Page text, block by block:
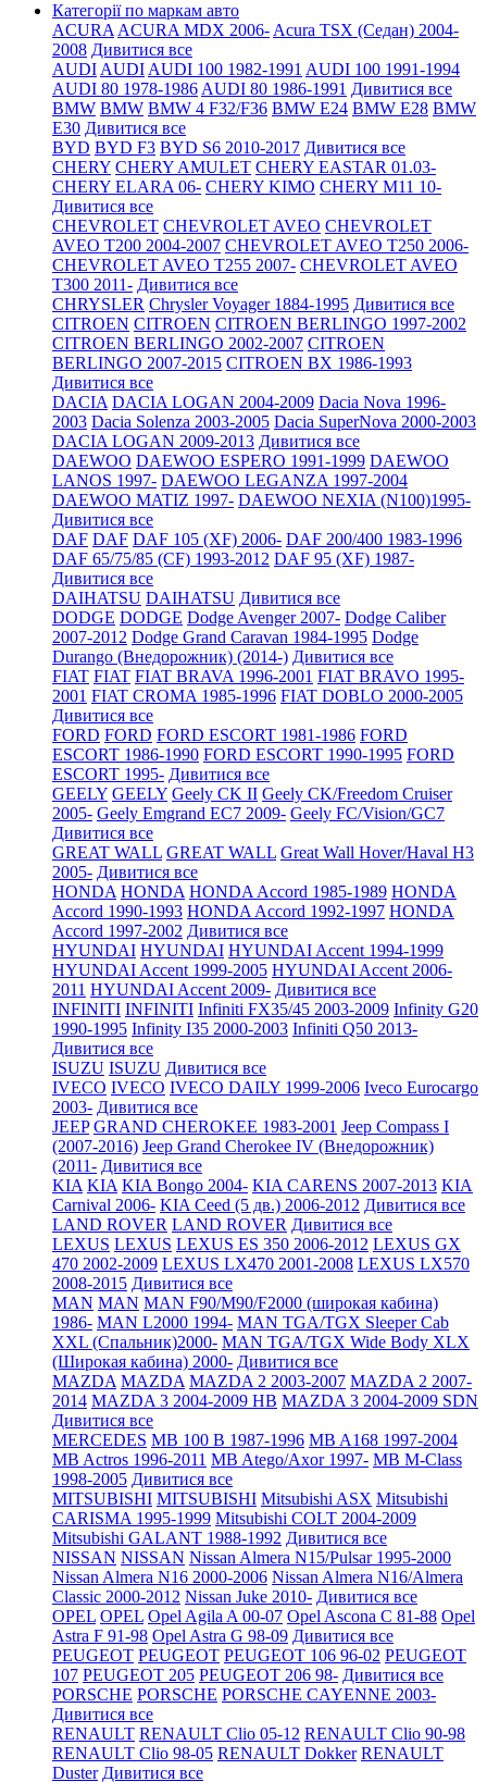
Категорії по маркам авто
ACURA ACURA MDX 2006- Acura TSX (Седан) 2004-
2008 Дивитися все
AUDI AUDI AUDI 100 1982-1991 AUDI 100 1991-1994
AUDI 80 1978-1986 AUDI 80 1986-1991 Дивитися все
BMW BMW BMW 4 F32/F36 BMW E24 BMW E28 BMW
E30 Дивитися все
BYD BYD F3 BYD S6 2010-2017 Дивитися все
CHERY CHERY AMULET CHERY EASTAR 01.03-
CHERY ELARA 06- CHERY KIMO CHERY M11 10-
Дивитися все
CHEVROLET CHEVROLET AVEO CHEVROLET
AVEO Т200 2004-2007 CHEVROLET AVEO Т250 2006-
CHEVROLET AVEO Т255 2007- CHEVROLET AVEO
Т300 2011- Дивитися все
CHRYSLER Chrysler Voyager 1884-1995 Дивитися все
CITROEN CITROEN CITROEN BERLINGO 1997-2002
CITROEN BERLINGO 2002-2007 CITROEN
BERLINGO 2007-2015 CITROEN BX 1986-1993
Дивитися все
DACIA DACIA LOGAN 2004-2009 Dacia Nova 1996-
2003 Dacia Solenza 2003-2005 Dacia SuperNova 2000-2003
DACIA LOGAN 2009-2013 Дивитися все
DAEWOO DAEWOO ESPERO 1991-1999 DAEWOO
LANOS 1997- DAEWOO LEGANZA 1997-2004
DAEWOO MATIZ 1997- DAEWOO NEXIA (N100)1995-
Дивитися все
DAF DAF DAF 105 (XF) 2006- DAF 200/400 1983-1996
DAF 65/75/85 (CF) 1993-2012 DAF 95 (XF) 1987-
Дивитися все
DAIHATSU DAIHATSU Дивитися все
DODGE DODGE Dodge Avenger 2007- Dodge Caliber
2007-2012 Dodge Grand Caravan 1984-1995 Dodge
Durango (Внедорожник) (2014-) Дивитися все
FIAT FIAT FIAT BRAVA 1996-2001 FIAT BRAVO 1995-
2001 FIAT CROMA 1985-1996 FIAT DOBLO 2000-2005
Дивитися все
FORD FORD FORD ESCORT 1981-1986 FORD
ESCORT 1986-1990 FORD ESCORT 1990-1995 FORD
ESCORT 1995- Дивитися все
GEELY GEELY Geely CK II Geely CK/Freedom Cruiser
2005- Geely Emgrand EC7 2009- Geely FC/Vision/GC7
Дивитися все
GREAT WALL GREAT WALL Great Wall Hover/Haval H3
2005- Дивитися все
HONDA HONDA HONDA Accord 1985-1989 HONDA
Accord 1990-1993 HONDA Accord 1992-1997 HONDA
Accord 1997-2002 Дивитися все
HYUNDAI HYUNDAI HYUNDAI Accent 1994-1999
HYUNDAI Accent 1999-2005 HYUNDAI Accent 2006-
2011 HYUNDAI Accent 2009- Дивитися все
INFINITI INFINITI Infiniti FX35/45 2003-2009 Infinity G20
1990-1995 Infinity I35 2000-2003 Infiniti Q50 2013-
Дивитися все
ISUZU ISUZU Дивитися все
IVECO IVECO IVECO DAILY 1999-2006 Iveco Eurocargo
2003- Дивитися все
JEEP GRAND CHEROKEE 1983-2001 Jeep Compass I
(2007-2016) Jeep Grand Cherokee IV (Внедорожник)
(2011- Дивитися все
KIA KIA KIA Bongo 2004- KIA CARENS 2007-2013 KIA
Carnival 2006- KIA Ceed (5 дв.) 2006-2012 Дивитися все
LAND ROVER LAND ROVER Дивитися все
LEXUS LEXUS LEXUS ES 350 2006-2012 LEXUS GX
470 2002-2009 LEXUS LX470 2001-2008 LEXUS LX570
2008-2015 Дивитися все
MAN MAN MAN F90/M90/F2000 (широкая кабина)
1986- MAN L2000 1994- MAN TGA/TGX Sleeper Cab
XXL (Спальник)2000- MAN TGA/TGX Wide Body XLX
(Широкая кабина) 2000- Дивитися все
MAZDA MAZDA MAZDA 2 2003-2007 MAZDA 2 2007-
2014 MAZDA 3 2004-2009 HB MAZDA 3 2004-2009 SDN
Дивитися все
MERCEDES MB 100 B 1987-1996 MB A168 1997-2004
MB Actros 1996-2011 MB Atego/Axor 1997- MB M-Class
1998-2005 Дивитися все
MITSUBISHI MITSUBISHI Mitsubishi ASX Mitsubishi
CARISMA 1995-1999 Mitsubishi COLT 2004-2009
Mitsubishi GALANT 1988-1992 Дивитися все
NISSAN NISSAN Nissan Almera N15/Pulsar 1995-2000
Nissan Almera N16 2000-2006 Nissan Almera N16/Almera
Classic 2000-2012 Nissan Juke 2010- Дивитися все
OPEL OPEL Opel Agila A 00-07 Opel Ascona C 81-88 Opel
Astra F 91-98 Opel Astra G 98-09 Дивитися все
PEUGEOT PEUGEOT PEUGEOT 106 96-02 PEUGEOT
107 PEUGEOT 205 PEUGEOT 206 98- Дивитися все
PORSCHE PORSCHE PORSCHE CAYENNE 2003-
Дивитися все
RENAULT RENAULT Clio 05-12 RENAULT Clio 90-98
RENAULT Clio 98-05 RENAULT Dokker RENAULT
Duster Дивитися все